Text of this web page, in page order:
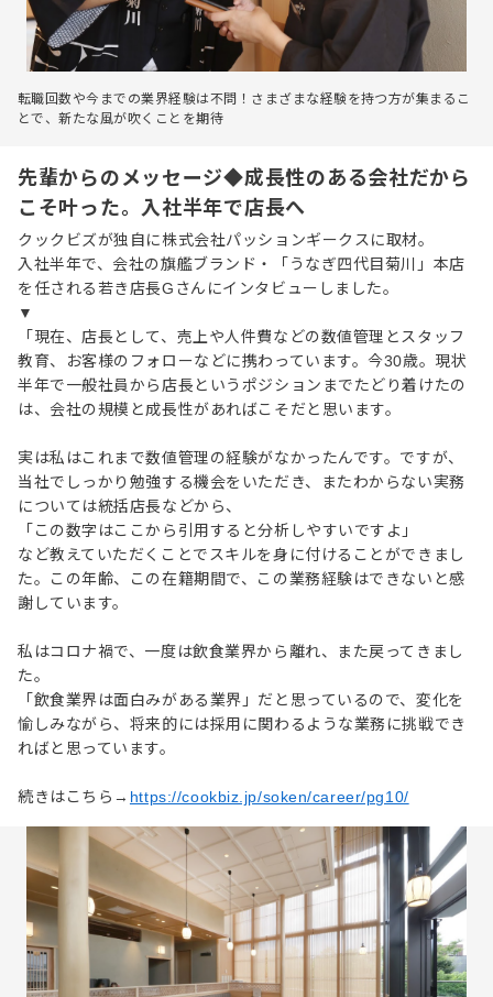
転職回数や今までの業界経験は不問！さまざまな経験を持つ方が集まるこ
とで、新たな風が吹くことを期待
先輩からのメッセージ◆成長性のある会社だから
こそ叶った。入社半年で店長へ
クックビズが独自に株式会社パッションギークスに取材。
入社半年で、会社の旗艦ブランド・「うなぎ四代目菊川」本店
を任される若き店長Gさんにインタビューしました。
▼
「現在、店長として、売上や人件費などの数値管理とスタッフ
教育、お客様のフォローなどに携わっています。今30歳。現状
半年で一般社員から店長というポジションまでたどり着けたの
は、会社の規模と成長性があればこそだと思います。
実は私はこれまで数値管理の経験がなかったんです。ですが、
当社でしっかり勉強する機会をいただき、またわからない実務
については統括店長などから、
「この数字はここから引用すると分析しやすいですよ」
など教えていただくことでスキルを身に付けることができまし
た。この年齢、この在籍期間で、この業務経験はできないと感
謝しています。
私はコロナ禍で、一度は飲食業界から離れ、また戻ってきまし
た。
「飲食業界は面白みがある業界」だと思っているので、変化を
愉しみながら、将来的には採用に関わるような業務に挑戦でき
ればと思っています。
続きはこちら→ https://cookbiz.jp/soken/career/pg10/